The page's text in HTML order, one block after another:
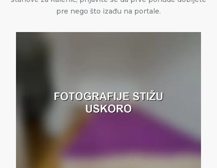
pre nego što izađu na portale.